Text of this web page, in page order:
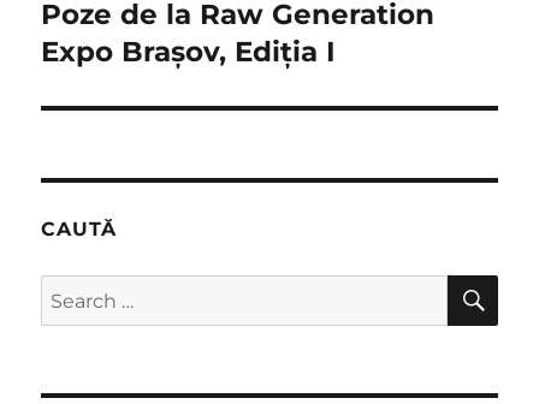
Poze de la Raw Generation
Expo Brașov, Ediția I
CAUTĂ
Search
for: